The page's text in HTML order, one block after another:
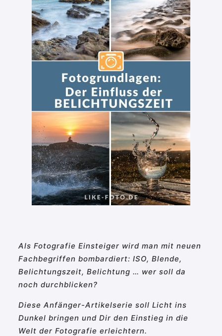
Als Fotografie Einsteiger wird man mit neuen
Fachbegriffen bombardiert: ISO, Blende,
Belichtungszeit, Belichtung … wer soll da
noch durchblicken?
Diese Anfänger-Artikelserie soll Licht ins
Dunkel bringen und Dir den Einstieg in die
Welt der Fotografie erleichtern.